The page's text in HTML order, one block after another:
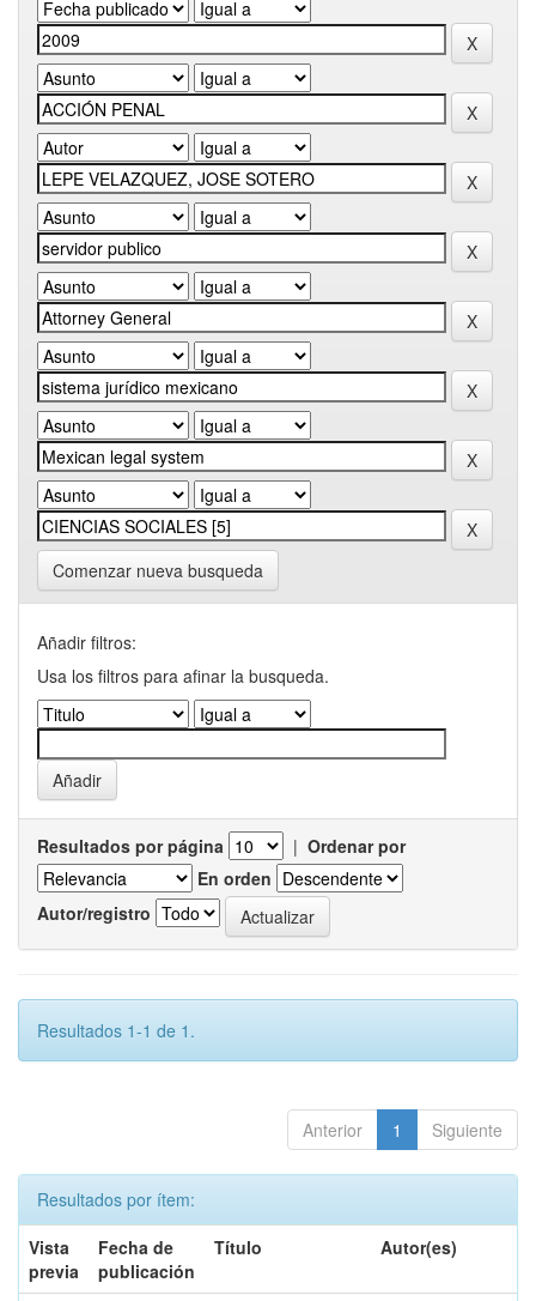
Comenzar nueva busqueda
Añadir filtros:
Usa los filtros para afinar la busqueda.
Resultados por página | Ordenar por
En orden
Autor/registro
Resultados 1-1 de 1.
Anterior 1 Siguiente
Resultados por ítem:
Vista
previa
Fecha de
publicación
Título Autor(es)